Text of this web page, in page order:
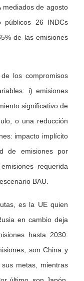
mediados de agosto
26 INDCs
de las emisiones
los compromisos
i) emisiones
significativo de
o una reducción
impacto implícito
de emisiones por
requerida
BAU.
es la UE quien
en cambio deja
hasta 2030.
son China y
metas, mientras